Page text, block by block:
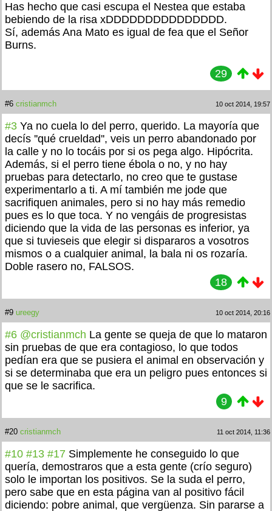
Has hecho que casi escupa el Nestea que estaba
bebiendo de la risa xDDDDDDDDDDDDDDD.
Sí, además Ana Mato es igual de fea que el Señor
Burns.
29
#6 cristianmch 10 oct 2014, 19:57
#3 Ya no cuela lo del perro, querido. La mayoría que
decís ''qué crueldad'', veis un perro abandonado por
la calle y no lo tocáis por si os pega algo. Hipócrita.
Además, si el perro tiene ébola o no, y no hay
pruebas para detectarlo, no creo que te gustase
experimentarlo a ti. A mí también me jode que
sacrifiquen animales, pero si no hay más remedio
pues es lo que toca. Y no vengáis de progresistas
diciendo que la vida de las personas es inferior, ya
que si tuvieseis que elegir si dispararos a vosotros
mismos o a cualquier animal, la bala ni os rozaría.
Doble rasero no, FALSOS.
18
#9 ureegy 10 oct 2014, 20:16
#6 @cristianmch La gente se queja de que lo mataron
sin pruebas de que era contagioso, lo que todos
pedían era que se pusiera el animal en observación y
si se determinaba que era un peligro pues entonces si
que se le sacrifica.
9
#20 cristianmch 11 oct 2014, 11:36
#10 #13 #17 Simplemente he conseguido lo que
quería, demostraros que a esta gente (crío seguro)
solo le importan los positivos. Se la suda el perro,
pero sabe que en esta página van al positivo fácil
diciendo: pobre animal, que vergüenza. Sin pararse a